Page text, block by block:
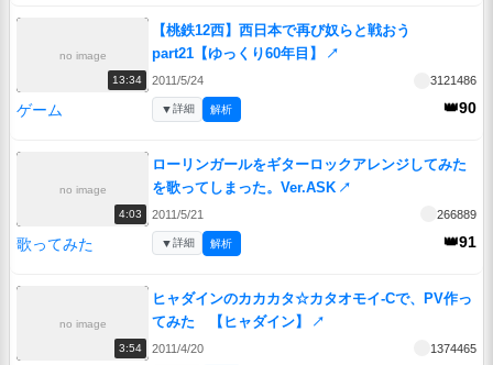
no image
13:34
【桃鉄12西】西日本で再び奴らと戦おう
part21【ゆっくり60年目】
↗
2011/5/24 3121486
ゲーム 👑90
▼詳細 解析
no image
4:03
ローリンガールをギターロックアレンジしてみた
を歌ってしまった。Ver.ASK ↗
2011/5/21 266889
歌ってみた 👑91
▼詳細 解析
no image
3:54
ヒャダインのカカカタ☆カタオモイ-Cで、PV作っ
てみた 【ヒャダイン】
↗
2011/4/20 1374465